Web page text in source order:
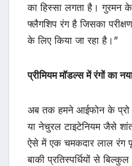
का हिस्सा लगता है। गुरमन
फ्लैगशिप रंग है जिसका
के लिए किया जा रहा है।”
प्रीमियम मॉडल्स में रंगों का
अब तक हमने आईफोन के प्रो
या नेचुरल टाइटेनियम जैसे
ऐसे में एक चमकदार लाल रंग
बाकी प्रतिस्पर्धियों से